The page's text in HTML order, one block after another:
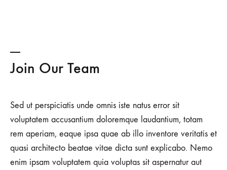
Join Our Team
Sed ut perspiciatis unde omnis iste natus error sit
voluptatem accusantium doloremque laudantium, totam
rem aperiam, eaque ipsa quae ab illo inventore veritatis et
quasi architecto beatae vitae dicta sunt explicabo. Nemo
enim ipsam voluptatem quia voluptas sit aspernatur aut